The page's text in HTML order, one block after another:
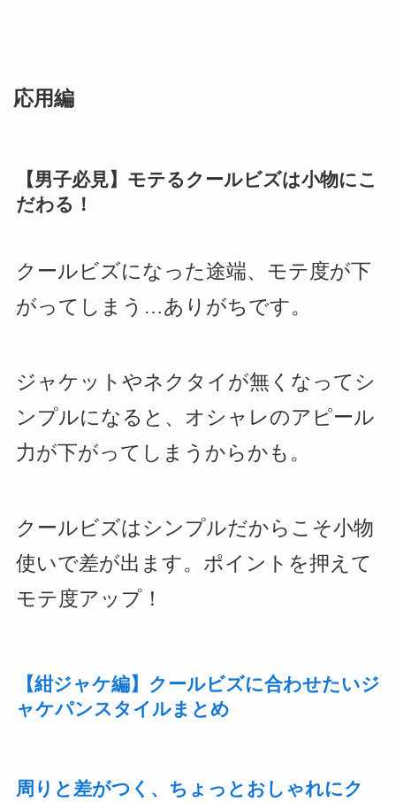
応用編
【男子必見】モテるクールビズは小物にこ
だわる！
クールビズになった途端、モテ度が下
がってしまう…ありがちです。
ジャケットやネクタイが無くなってシ
ンプルになると、オシャレのアピール
力が下がってしまうからかも。
クールビズはシンプルだからこそ小物
使いで差が出ます。ポイントを押えて
モテ度アップ！
【紺ジャケ編】クールビズに合わせたいジ
ャケパンスタイルまとめ
周りと差がつく、ちょっとおしゃれにク